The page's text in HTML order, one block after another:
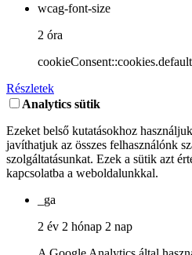
wcag-font-size
2 óra
Részletek
Analytics sütik
Ezeket belső kutatásokhoz
javíthatjuk az összes felhasználónk
szolgáltatásunkat. Ezek a sütik azt
kapcsolatba a weboldalunkkal.
_ga
2 év 2 hónap 2 nap